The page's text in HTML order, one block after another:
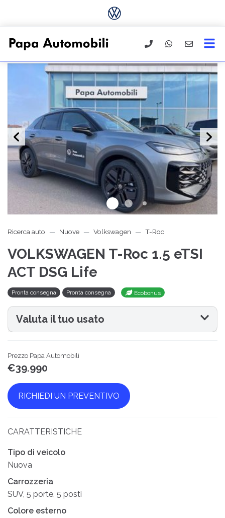
Ricerca auto Nuove Volkswagen T-Roc
VOLKSWAGEN T-Roc 1.5 eTSI
ACT DSG Life
Pronta consegna Pronta consegna Ecobonus
Valuta il tuo usato
Prezzo Papa Automobili
€39.990
RICHIEDI UN PREVENTIVO
CARATTERISTICHE
Tipo di veicolo
Nuova
Carrozzeria
SUV, 5 porte, 5 posti
Colore esterno